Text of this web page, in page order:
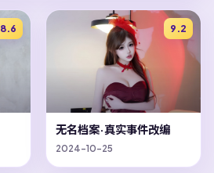
8.6 9.2
无名档案·真实事件改编
2024-10-25